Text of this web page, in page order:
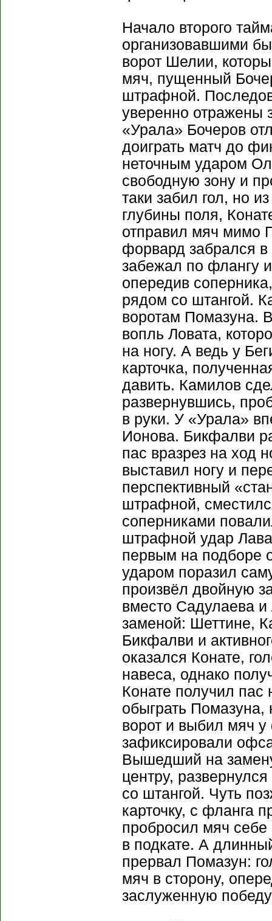
Начало второго
организовавшими
ворот Шелии,
мяч, пущенный
штрафной.
уверенно отражены
«Урала» Бочеров
доиграть матч до
неточным ударом
свободную зону и
таки забил гол, но
глубины поля,
отправил мяч мимо
форвард забрался
забежал по флангу
опередив
рядом со штангой.
воротам Помазуна.
вопль Ловата,
на ногу. А ведь у
карточка,
давить. Камилов
развернувшись,
в руки. У «Урала»
Ионова. Бикфалви
пас вразрез на ход
выставил ногу и
перспективный
штрафной,
соперниками
штрафной удар
первым на подборе
ударом поразил
произвёл двойную
вместо Садулаева и
заменой: Шеттине,
Бикфалви и
оказался Конате,
навеса, однако
Конате получил
обыграть
ворот и выбил мяч
зафиксировали
Вышедший на
центру,
со штангой. Чуть
карточку, с фланга
пробросил мяч себе
в подкате. А
прервал Помазун:
мяч в сторону,
заслуженную